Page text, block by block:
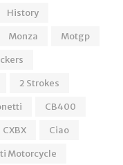
History
Monza
Motgp
2 Strokes
CB400
CXBX
Ciao
Motorcycle